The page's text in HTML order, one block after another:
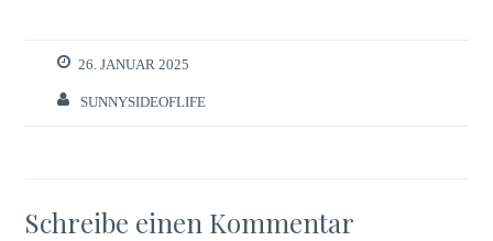
26. JANUAR 2025
SUNNYSIDEOFLIFE
Schreibe einen Kommentar